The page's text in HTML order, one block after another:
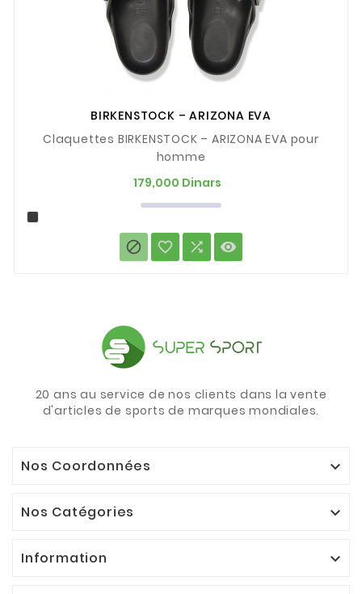
BIRKENSTOCK – ARIZONA EVA
Claquettes BIRKENSTOCK – ARIZONA EVA pour
homme
179,000 Dinars
   
20 ans au service de nos clients dans la vente
d'articles de sports de marques mondiales.
Nos Coordonnées 
Nos Catégories 
Information 